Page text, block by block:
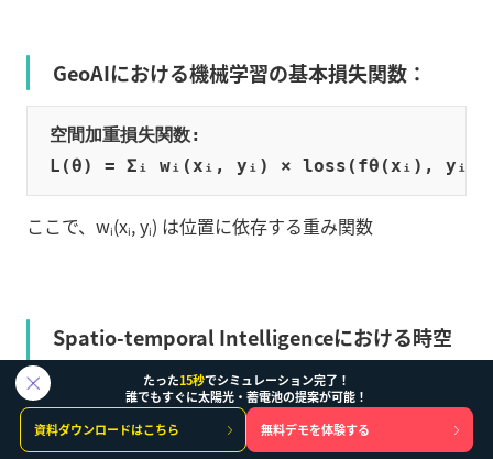
GeoAIにおける機械学習の基本損失関数：
空間加重損失関数:
ここで、wᵢ(xᵢ, yᵢ) は位置に依存する重み関数
Spatio-temporal Intelligenceにおける時空
間畳み込み：
ConvLSTM更新式:
たった15秒でシミュレーション完了！
誰でもすぐに太陽光・蓄電池の提案が可能！
資料ダウンロードはこちら
無料デモを体験する